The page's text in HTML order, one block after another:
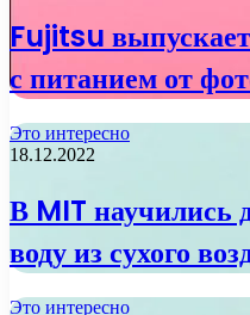
Fujitsu
с питанием от
Это интересно
18.12.2022
В MIT научились
воду из сухого
Это интересно